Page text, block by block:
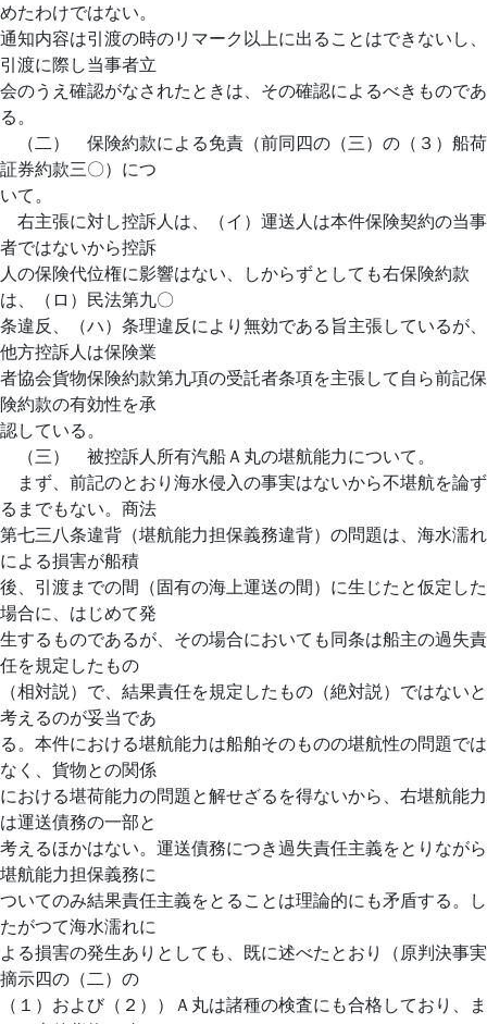
めたわけではない。
通知内容は引渡の時のリマーク以上に出ることはできないし、
引渡に際し当事者立
会のうえ確認がなされたときは、その確認によるべきものであ
る。
（二） 保険約款による免責（前同四の（三）の（３）船荷
証券約款三〇）につ
いて。
右主張に対し控訴人は、（イ）運送人は本件保険契約の当事
者ではないから控訴
人の保険代位権に影響はない、しからずとしても右保険約款
は、（ロ）民法第九〇
条違反、（ハ）条理違反により無効である旨主張しているが、
他方控訴人は保険業
者協会貨物保険約款第九項の受託者条項を主張して自ら前記保
険約款の有効性を承
認している。
（三） 被控訴人所有汽船Ａ丸の堪航能力について。
まず、前記のとおり海水侵入の事実はないから不堪航を論ず
るまでもない。商法
第七三八条違背（堪航能力担保義務違背）の問題は、海水濡れ
による損害が船積
後、引渡までの間（固有の海上運送の間）に生じたと仮定した
場合に、はじめて発
生するものであるが、その場合においても同条は船主の過失責
任を規定したもの
（相対説）で、結果責任を規定したもの（絶対説）ではないと
考えるのが妥当であ
る。本件における堪航能力は船舶そのものの堪航性の問題では
なく、貨物との関係
における堪荷能力の問題と解せざるを得ないから、右堪航能力
は運送債務の一部と
考えるほかはない。運送債務につき過失責任主義をとりながら
堪航能力担保義務に
ついてのみ結果責任主義をとることは理論的にも矛盾する。し
たがつて海水濡れに
よる損害の発生ありとしても、既に述べたとおり（原判決事実
摘示四の（二）の
（１）および（２））Ａ丸は諸種の検査にも合格しており、ま